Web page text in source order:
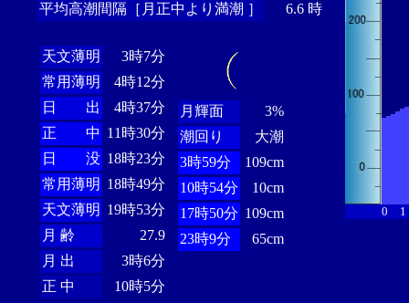
平均高潮間隔［月正中より満潮 ］
6.6 時
天文薄明
3時7分
常用薄明
4時12分
日 出
4時37分
正 中 11時30分
日 没 18時23分
常用薄明 18時49分
天文薄明 19時53分
月 齢
27.9
月 出
3時6分
正 中
10時5分
月輝面
3%
潮回り
大潮
3時59分
109cm
10時54分
10cm
17時50分 109cm
23時9分
65cm
0 1